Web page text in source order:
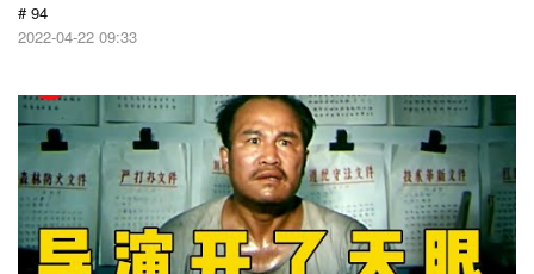
# 94
2022-04-22 09:33